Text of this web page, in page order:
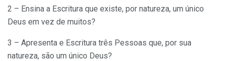
2 – Ensina a Escritura que existe, por natureza, um único
Deus em vez de muitos?
3 – Apresenta e Escritura três Pessoas que, por sua
natureza, são um único Deus?